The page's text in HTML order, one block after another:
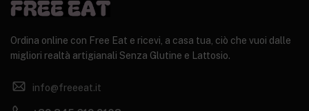
Ordina online con Free Eat e ricevi, a casa tua, ciò che vuoi dalle
migliori realtà artigianali Senza Glutine e Lattosio.
info@freeeat.it